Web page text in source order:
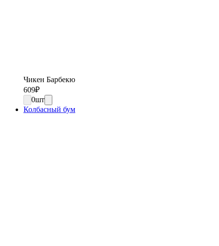
Чикен Барбекю
609₽
0шт
Колбасный бум